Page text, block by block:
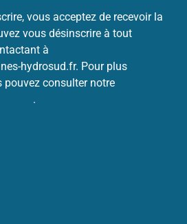
vous acceptez de recevoir la
vous désinscrire à tout
à
hydrosud.fr. Pour plus
consulter notre
.